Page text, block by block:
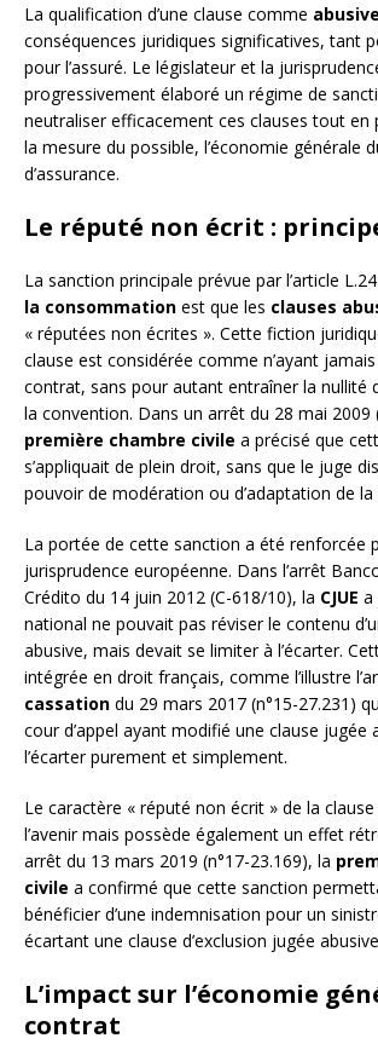
La qualification d’une clause comme abusive
conséquences juridiques significatives, tant
pour l’assuré. Le législateur et la
progressivement élaboré un régime de
neutraliser efficacement ces clauses tout en
la mesure du possible, l’économie générale
d’assurance.
Le réputé non écrit :
La sanction principale prévue par l’article
la consommation est que les clauses
« réputées non écrites ». Cette fiction
clause est considérée comme n’ayant
contrat, sans pour autant entraîner la nullité
la convention. Dans un arrêt du 28 mai 2009
première chambre civile a précisé que
s’appliquait de plein droit, sans que le juge
pouvoir de modération ou d’adaptation de la
La portée de cette sanction a été renforcée
jurisprudence européenne. Dans l’arrêt
Crédito du 14 juin 2012 (C-618/10), la CJUE a
national ne pouvait pas réviser le contenu
abusive, mais devait se limiter à l’écarter.
intégrée en droit français, comme l’illustre
cassation du 29 mars 2017 (n°15-27.231)
cour d’appel ayant modifié une clause jugée
l’écarter purement et simplement.
Le caractère « réputé non écrit » de la clause
l’avenir mais possède également un effet
arrêt du 13 mars 2019 (n°17-23.169), la
civile a confirmé que cette sanction
bénéficier d’une indemnisation pour un
écartant une clause d’exclusion jugée
L’impact sur l’économie
contrat